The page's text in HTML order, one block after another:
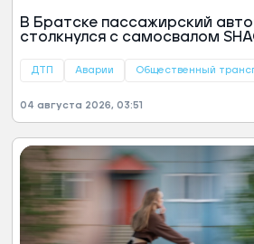
В Братске пассажирский
столкнулся с самосвалом
пострадали 11 человек,
ДТП Аварии Общественный
04 августа 2026, 03:51